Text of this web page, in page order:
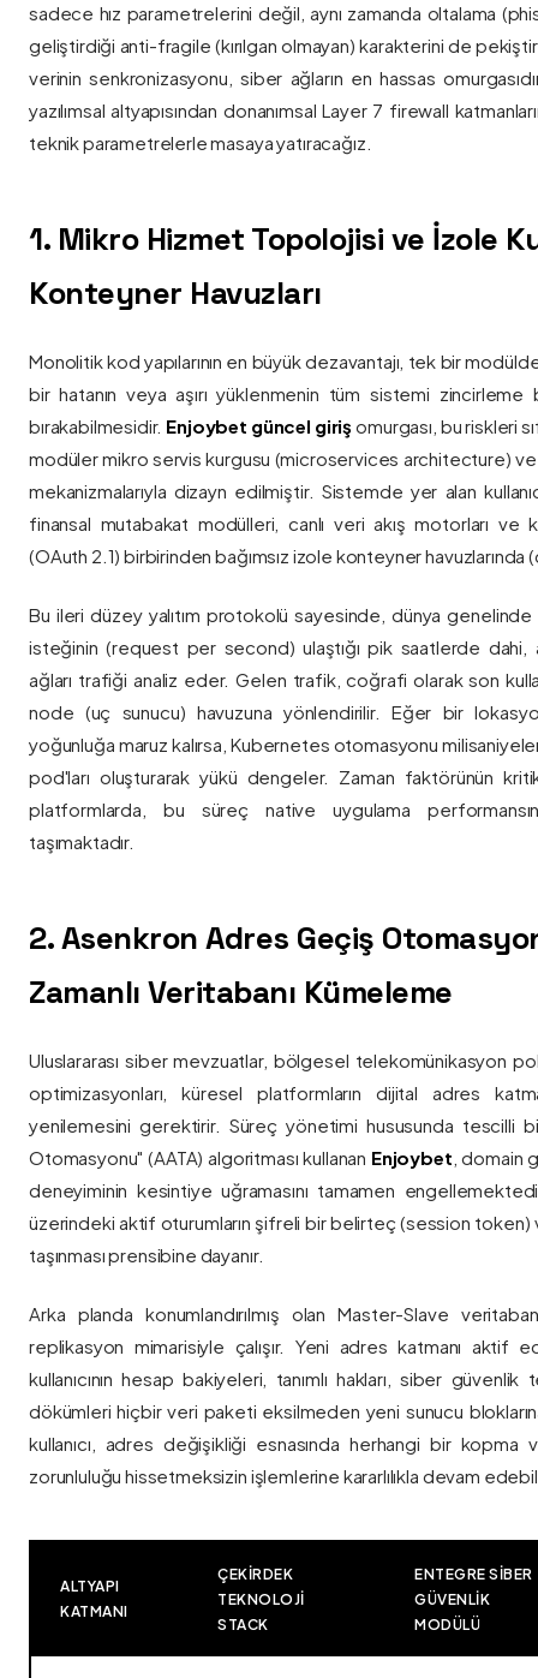
sadece hız parametrelerini değil, aynı zamanda oltalama
geliştirdiği anti-fragile (kırılgan olmayan) karakterini de
verinin senkronizasyonu, siber ağların en hassas
yazılımsal altyapısından donanımsal Layer 7 firewall
teknik parametrelerle masaya yatıracağız.
1. Mikro Hizmet Topolojisi ve İzole
Konteyner Havuzları
Monolitik kod yapılarının en büyük dezavantajı, tek bir
bir hatanın veya aşırı yüklenmenin tüm sistemi zincirleme
bırakabilmesidir. Enjoybet güncel giriş omurgası, bu riskleri
modüler mikro servis kurgusu (microservices architecture)
mekanizmalarıyla dizayn edilmiştir. Sistemde yer alan
finansal mutabakat modülleri, canlı veri akış motorları ve
(OAuth 2.1) birbirinden bağımsız izole konteyner havuzlarında
Bu ileri düzey yalıtım protokolü sayesinde, dünya genelinde
isteğinin (request per second) ulaştığı pik saatlerde dahi,
ağları trafiği analiz eder. Gelen trafik, coğrafi olarak son
node (uç sunucu) havuzuna yönlendirilir. Eğer bir
yoğunluğa maruz kalırsa, Kubernetes otomasyonu
pod'ları oluşturarak yükü dengeler. Zaman faktörünün
platformlarda, bu süreç native uygulama
taşımaktadır.
2. Asenkron Adres Geçiş
Zamanlı Veritabanı Kümeleme
Uluslararası siber mevzuatlar, bölgesel telekomünikasyon
optimizasyonları, küresel platformların dijital adres
yenilemesini gerektirir. Süreç yönetimi hususunda tescilli
Otomasyonu" (AATA) algoritması kullanan Enjoybet , domain
deneyiminin kesintiye uğramasını tamamen
üzerindeki aktif oturumların şifreli bir belirteç (session token)
taşınması prensibine dayanır.
Arka planda konumlandırılmış olan Master-Slave
replikasyon mimarisiyle çalışır. Yeni adres katmanı aktif
kullanıcının hesap bakiyeleri, tanımlı hakları, siber
dökümleri hiçbir veri paketi eksilmeden yeni sunucu
kullanıcı, adres değişikliği esnasında herhangi bir
zorunluluğu hissetmeksizin işlemlerine kararlılıkla devam
ALTYAPI
KATMANI
ÇEKIRDEK
TEKNOLOJI
STACK
ENTEGRE SIBER
GÜVENLIK
MODÜLÜ